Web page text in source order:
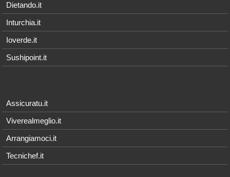
Dietando.it
Inturchia.it
Ioverde.it
Sushipoint.it
Assicuratu.it
Viverealmeglio.it
Arrangiamoci.it
Tecnichef.it